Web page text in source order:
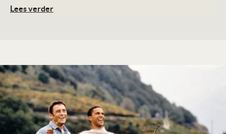
Sami Bouajila
Kleur, 95 minuten
Distributie
Cinemien
Lees verder